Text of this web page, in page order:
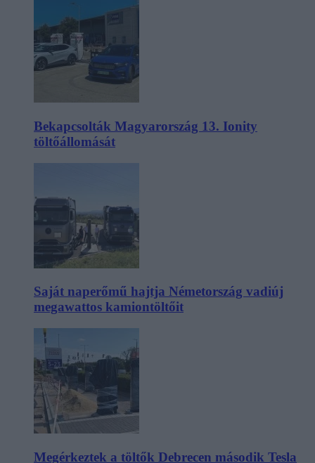
Bekapcsolták Magyarország 13. Ionity
töltőállomását
Saját naperőmű hajtja Németország vadiúj
megawattos kamiontöltőit
Megérkeztek a töltők Debrecen második Tesla